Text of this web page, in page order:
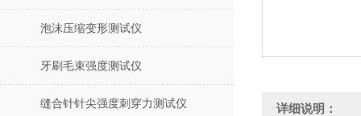
泡沫压缩变形测试仪
牙刷毛束强度测试仪
缝合针针尖强度刺穿力测试仪 详细说明：